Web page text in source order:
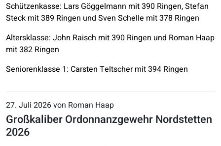
Schützenkasse: Lars Göggelmann mit 390 Ringen, Stefan
Steck mit 389 Ringen und Sven Schelle mit 378 Ringen
Altersklasse: John Raisch mit 390 Ringen und Roman Haap
mit 382 Ringen
Seniorenklasse 1: Carsten Teltscher mit 394 Ringen
27. Juli 2026 von Roman Haap
Großkaliber Ordonnanzgewehr Nordstetten
2026